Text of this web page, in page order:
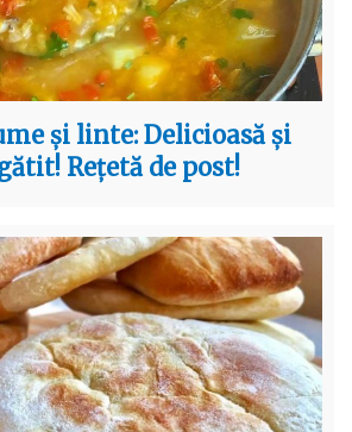
și linte: Delicioasă și
Rețetă de post!